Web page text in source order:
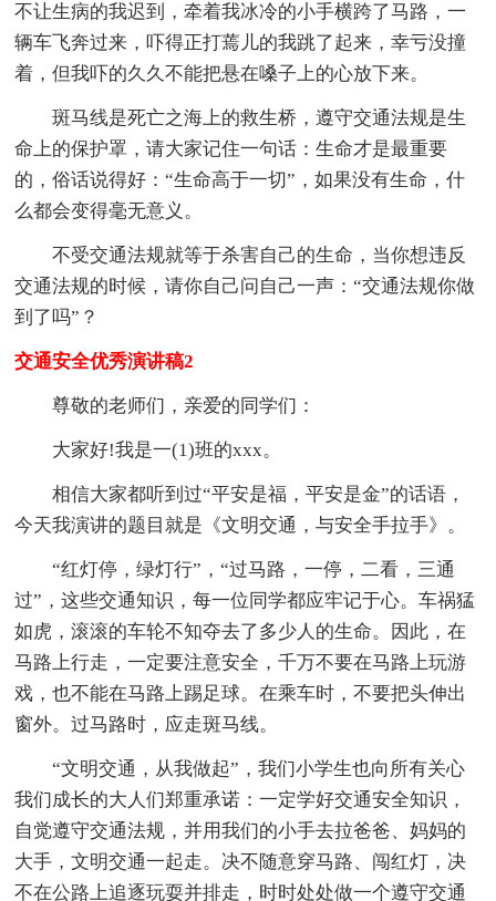
不让生病的我迟到，牵着我冰冷的小手横跨了马路，一
辆车飞奔过来，吓得正打蔫儿的我跳了起来，幸亏没撞
着，但我吓的久久不能把悬在嗓子上的心放下来。
斑马线是死亡之海上的救生桥，遵守交通法规是生
命上的保护罩，请大家记住一句话：生命才是最重要
的，俗话说得好：“生命高于一切”，如果没有生命，什
么都会变得毫无意义。
不受交通法规就等于杀害自己的生命，当你想违反
交通法规的时候，请你自己问自己一声：“交通法规你做
到了吗”？
交通安全优秀演讲稿2
尊敬的老师们，亲爱的同学们：
大家好!我是一(1)班的xxx。
相信大家都听到过“平安是福，平安是金”的话语，
今天我演讲的题目就是《文明交通，与安全手拉手》。
“红灯停，绿灯行”，“过马路，一停，二看，三通
过”，这些交通知识，每一位同学都应牢记于心。车祸猛
如虎，滚滚的车轮不知夺去了多少人的生命。因此，在
马路上行走，一定要注意安全，千万不要在马路上玩游
戏，也不能在马路上踢足球。在乘车时，不要把头伸出
窗外。过马路时，应走斑马线。
“文明交通，从我做起”，我们小学生也向所有关心
我们成长的大人们郑重承诺：一定学好交通安全知识，
自觉遵守交通法规，并用我们的小手去拉爸爸、妈妈的
大手，文明交通一起走。决不随意穿马路、闯红灯，决
不在公路上追逐玩耍并排走，时时处处做一个遵守交通